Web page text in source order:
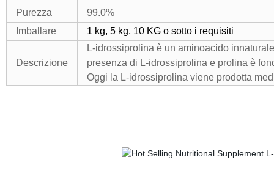
Purezza
99.0%
Imballare
1 kg, 5 kg, 10 KG o sotto i requisiti
Descrizione
L-idrossiprolina è un aminoacido
presenza di L-idrossiprolina e prolina è
Oggi la L-idrossiprolina viene prodotta